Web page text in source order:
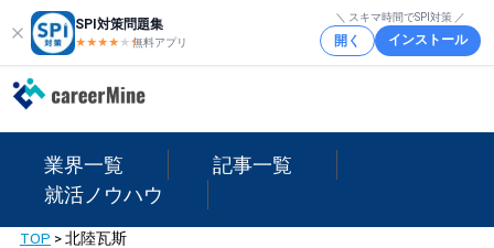
SPI対策問題集
★★★★ ★★
無料アプリ
＼ スキマ時間でSPI対策 ／
開く インストール
業界一覧
記事一覧
就活ノウハウ
TOP >北陸瓦斯